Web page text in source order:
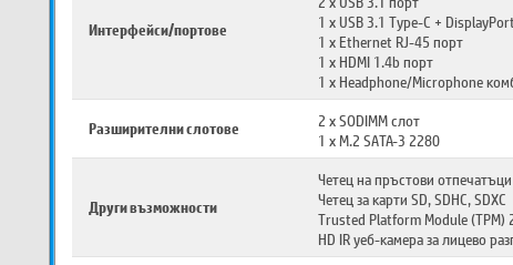
Интерфейси/портове
1 x USB 3.1 Type-C +
1 x Ethernet RJ-45 порт
1 x HDMI 1.4b порт
1 x Headphone/Microphone
Разширителни слотове
2 x SODIMM слот
1 x M.2 SATA-3 2280
Други възможности
Четец на пръстови отпечатъци
Четец за карти SD, SDHC, SDXC
Trusted Platform Module (TPM)
HD IR уеб-камера за лицево